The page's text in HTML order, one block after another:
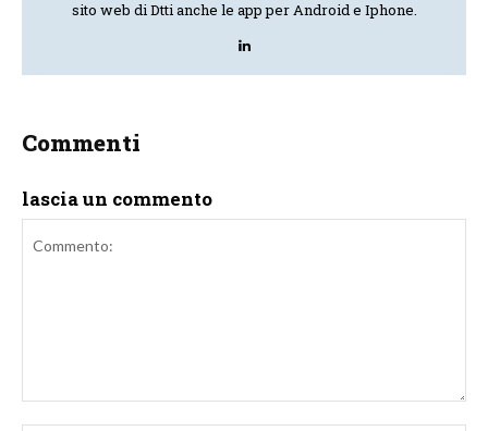
sito web di Dtti anche le app per Android e Iphone.
Commenti
lascia un commento